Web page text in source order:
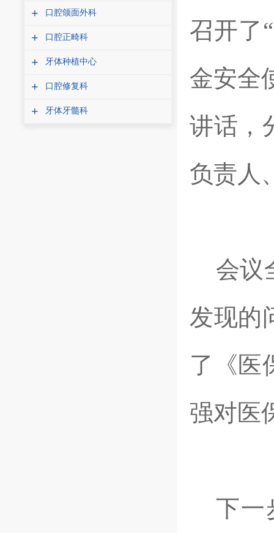
+ 口腔颌面外科
+ 口腔正畸科
+ 牙体种植中心
+ 口腔修复科
+ 牙体牙髓科
召开了
金安全
讲话，
负责人
会议
发现的
了《医
强对医
下一